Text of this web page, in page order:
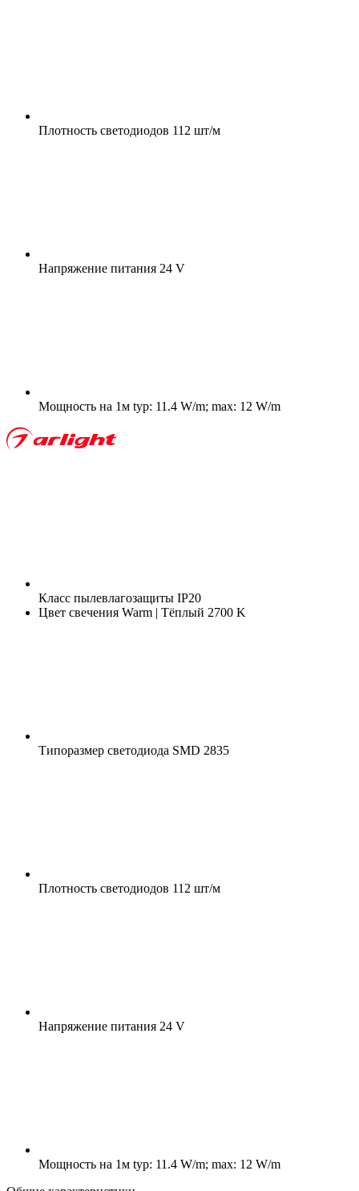
Плотность светодиодов 112 шт/м
Напряжение питания 24 V
Мощность на 1м typ: 11.4 W/m; max: 12 W/m
Класс пылевлагозащиты IP20
Цвет свечения Warm | Тёплый 2700 K
Типоразмер светодиода SMD 2835
Плотность светодиодов 112 шт/м
Напряжение питания 24 V
Мощность на 1м typ: 11.4 W/m; max: 12 W/m